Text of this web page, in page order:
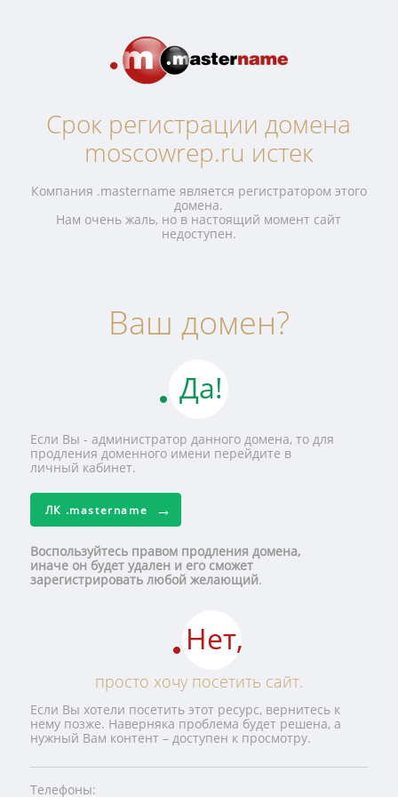
Срок регистрации домена
moscowrep.ru истек
Компания .mastername является регистратором этого
домена.
Нам очень жаль, но в настоящий момент сайт
недоступен.
Ваш домен?
Да!
Если Вы - администратор данного домена, то для
продления доменного имени перейдите в
личный кабинет.
ЛК .mastername
Воспользуйтесь правом продления домена,
иначе он будет удален и его сможет
зарегистрировать любой желающий.
Нет,
просто хочу посетить сайт.
Если Вы хотели посетить этот ресурс, вернитесь к
нему позже. Наверняка проблема будет решена, а
нужный Вам контент – доступен к просмотру.
Телефоны: